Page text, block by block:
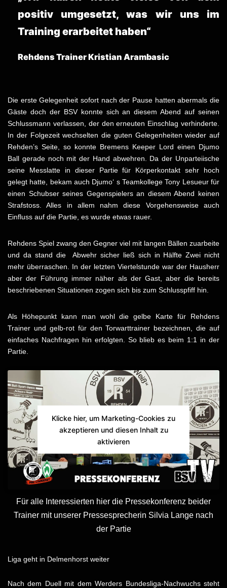
positiv umgesetzt, was wir uns im
Training erarbeitet haben“
Rehdens Trainer Kristian Arambasic
Die erste Gelegenheit sofort nach der Pause hatten abermals die
Gäste doch der BSV konnte sich an diesem Abend auf seinen
Schlussmann verlassen, der den erneuten Einschlag verhinderte.
In der Folgezeit wechselten die guten Gelegenheiten wieder auf
Rehden’s Seite, so konnte Bremens Keeper Lord einen Djumo
Ball gerade noch mit der Hand abwehren. Da der Unparteiische
seine Messlatte in dieser Partie für Körperkontakt sehr hoch
gelegt hatte, bekam auch Djumo‘ s Teamkollege Tony Lesueur für
einen Schubser seines Gegenspielers an diesem Abend keinen
Strafstoss. Alles in allem nahm diese Vorgehensweise auch
Einfluss auf die Partie, es wurde etwas rauer.
Rehdens Spiel zwang den Gegner viel mit langen Bällen zuarbeite
und da stand die Abwehr sicher ließ sich in Hälfte Zwei nicht
mehr überraschen. In der letzten Viertelstunde war der Hausherr
aber der Führung immer näher als der Gast, aber die bereits
beschriebenen Situationen zogen sich bis zum Schlusspfiff hin.
Als Höhepunkt kann man wohl die gelbe Karte für Rehdens
Trainer und gelb-rot für den Torwarttrainer bezeichnen, die auf
einfaches Nachfragen hin erfolgten. So blieb es beim 1:1 in der
Partie.
Klicke hier, um Marketing-Cookies zu
akzeptieren und diesen Inhalt zu
aktivieren
Für alle Interessierten hier die Pressekonferenz beider
Trainer mit unserer Pressesprecherin Silvia Lange nach
der Partie
Liga geht in Delmenhorst weiter
Nach dem Duell mit dem Werders Bundesliga-Nachwuchs steht